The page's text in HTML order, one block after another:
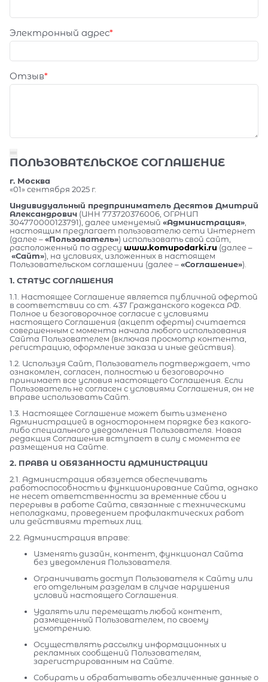
Электронный адрес
Отзыв
ПОЛЬЗОВАТЕЛЬСКОЕ СОГЛАШЕНИЕ
г. Москва
«01» сентября 2025 г.
Индивидуальный предприниматель Десятов Дмитрий
Александрович (ИНН 773720376006, ОГРНИП
304770000123791), далее именуемый «Администрация»
настоящим предлагает пользователю сети Интернет
(далее –«Пользователь») использовать свой сайт,
расположенный по адресу www.komupodarki.ru (далее –
«Сайт»), на условиях, изложенных в настоящем
Пользовательском соглашении (далее –«Соглашение»).
1. СТАТУС СОГЛАШЕНИЯ
1.1. Настоящее Соглашение является публичной офертой
в соответствии со ст. 437 Гражданского кодекса РФ.
Полное и безоговорочное согласие с условиями
настоящего Соглашения (акцепт оферты) считается
совершенным с момента начала любого использования
Сайта Пользователем (включая просмотр контента,
регистрацию, оформление заказа и иные действия).
1.2. Используя Сайт, Пользователь подтверждает, что
ознакомлен, согласен, полностью и безоговорочно
принимает все условия настоящего Соглашения. Если
Пользователь не согласен с условиями Соглашения, он не
вправе использовать Сайт.
1.3. Настоящее Соглашение может быть изменено
Администрацией в одностороннем порядке без какого-
либо специального уведомления Пользователя. Новая
редакция Соглашения вступает в силу с момента ее
размещения на Сайте.
2. ПРАВА И ОБЯЗАННОСТИ АДМИНИСТРАЦИИ
2.1. Администрация обязуется обеспечивать
работоспособность и функционирование Сайта, однако
не несет ответственности за временные сбои и
перерывы в работе Сайта, связанные с техническими
неполадками, проведением профилактических работ
или действиями третьих лиц.
2.2. Администрация вправе:
Изменять дизайн, контент, функционал Сайта
без уведомления Пользователя.
Ограничивать доступ Пользователя к Сайту или
его отдельным разделам в случае нарушения
условий настоящего Соглашения.
Удалять или перемещать любой контент,
размещенный Пользователем, по своему
усмотрению.
Осуществлять рассылку информационных и
рекламных сообщений Пользователям,
зарегистрированным на Сайте.
Собирать и обрабатывать обезличенные данные о